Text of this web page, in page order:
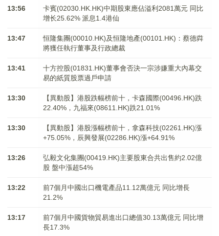
13:56
卡賓(02030.HK.HK)中期股東應佔溢利2081萬元 同比
增长25.62% 派息1.4港仙
13:47
恒隆集團(00010.HK)及恒隆地產(00101.HK)：蔡德粦
將獲任執行董事及行政總裁
13:41
十方控股(01831.HK)董事會否決一宗涉嫌重大內幕交
易的紙質股票過戶申請
13:30
【異動股】港股跌幅榜前十，卡森國際(00496.HK)跌
22.40%，九福來(08611.HK)跌21.01%
13:30
【異動股】港股漲幅榜前十，拿森科技(02261.HK)漲
+75.05%，辰興發展(02286.HK)漲+64.91%
13:26
弘毅文化集團(00419.HK)主要股東合共出售約2.02億
股 盤中漲超54%
13:22
前7個月中國出口機電產品11.12萬億元 同比增長
21.2%
13:17
前7個月中國貨物貿易進出口總值30.13萬億元 同比增
長17.3%